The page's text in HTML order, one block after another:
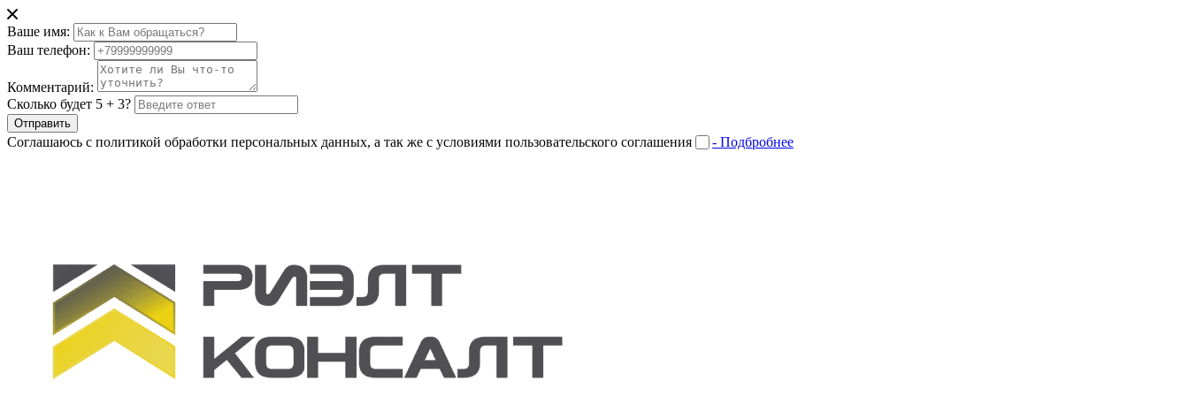
Ваше имя:
Ваш телефон:
Комментарий:
Сколько будет 5 + 3?
Отправить
Соглашаюсь с политикой обработки персональных данных, а так же с условиями пользовательского соглашения - Подбробнее